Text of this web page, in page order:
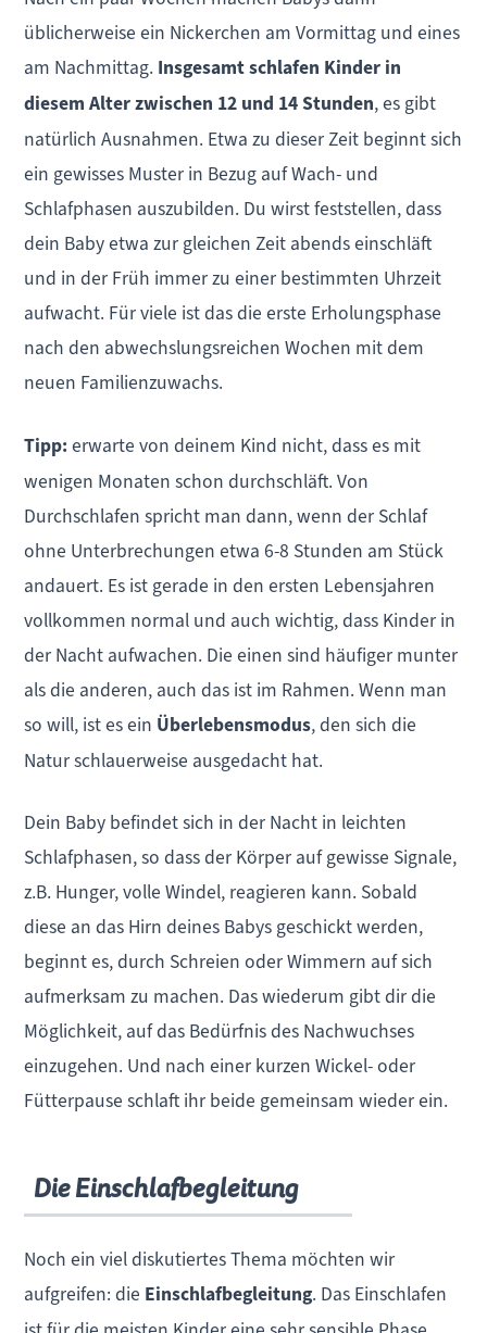
üblicherweise ein Nickerchen am Vormittag und eines
am Nachmittag. Insgesamt schlafen Kinder in
diesem Alter zwischen 12 und 14 Stunden, es gibt
natürlich Ausnahmen. Etwa zu dieser Zeit beginnt sich
ein gewisses Muster in Bezug auf Wach- und
Schlafphasen auszubilden. Du wirst feststellen, dass
dein Baby etwa zur gleichen Zeit abends einschläft
und in der Früh immer zu einer bestimmten Uhrzeit
aufwacht. Für viele ist das die erste Erholungsphase
nach den abwechslungsreichen Wochen mit dem
neuen Familienzuwachs.
Tipp:erwarte von deinem Kind nicht, dass es mit
wenigen Monaten schon durchschläft. Von
Durchschlafen spricht man dann, wenn der Schlaf
ohne Unterbrechungen etwa 6-8 Stunden am Stück
andauert. Es ist gerade in den ersten Lebensjahren
vollkommen normal und auch wichtig, dass Kinder in
der Nacht aufwachen. Die einen sind häufiger munter
als die anderen, auch das ist im Rahmen. Wenn man
so will, ist es ein Überlebensmodus, den sich die
Natur schlauerweise ausgedacht hat.
Dein Baby befindet sich in der Nacht in leichten
Schlafphasen, so dass der Körper auf gewisse Signale,
z.B. Hunger, volle Windel, reagieren kann. Sobald
diese an das Hirn deines Babys geschickt werden,
beginnt es, durch Schreien oder Wimmern auf sich
aufmerksam zu machen. Das wiederum gibt dir die
Möglichkeit, auf das Bedürfnis des Nachwuchses
einzugehen. Und nach einer kurzen Wickel- oder
Fütterpause schlaft ihr beide gemeinsam wieder ein.
Die Einschlafbegleitung
Noch ein viel diskutiertes Thema möchten wir
aufgreifen: die Einschlafbegleitung. Das Einschlafen